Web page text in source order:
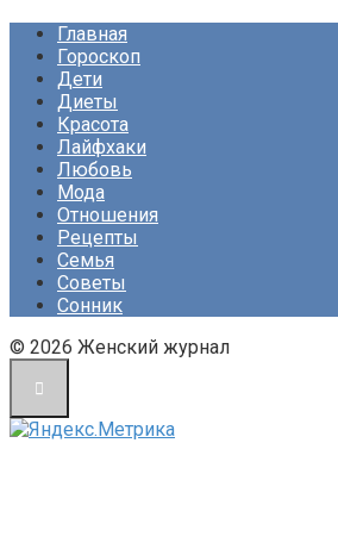
Главная
Гороскоп
Дети
Диеты
Красота
Лайфхаки
Любовь
Мода
Отношения
Рецепты
Семья
Советы
Сонник
© 2026 Женский журнал